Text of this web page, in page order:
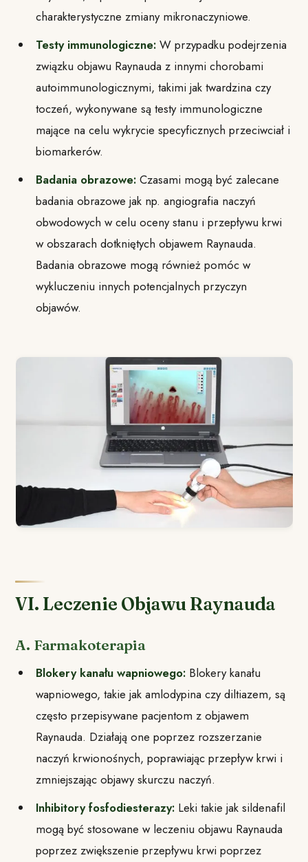
charakterystyczne zmiany mikronaczyniowe.
Testy immunologiczne: W przypadku podejrzenia
związku objawu Raynauda z innymi chorobami
autoimmunologicznymi, takimi jak twardzina czy
toczeń, wykonywane są testy immunologiczne
mające na celu wykrycie specyficznych przeciwciał i
biomarkerów.
Badania obrazowe: Czasami mogą być zalecane
badania obrazowe jak np. angiografia naczyń
obwodowych w celu oceny stanu i przepływu krwi
w obszarach dotkniętych objawem Raynauda.
Badania obrazowe mogą również pomóc w
wykluczeniu innych potencjalnych przyczyn
objawów.
VI. Leczenie Objawu Raynauda
A. Farmakoterapia
Blokery kanału wapniowego: Blokery kanału
wapniowego, takie jak amlodypina czy diltiazem, są
często przepisywane pacjentom z objawem
Raynauda. Działają one poprzez rozszerzanie
naczyń krwionośnych, poprawiając przepływ krwi i
zmniejszając objawy skurczu naczyń.
Inhibitory fosfodiesterazy: Leki takie jak sildenafil
mogą być stosowane w leczeniu objawu Raynauda
poprzez zwiększenie przepływu krwi poprzez